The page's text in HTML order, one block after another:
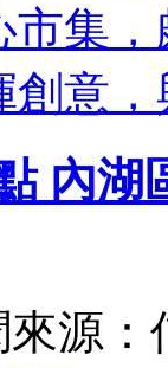
市集
意
內湖
來源：